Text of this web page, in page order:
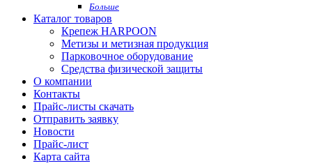
Больше
Каталог товаров
Крепеж HARPOON
Метизы и метизная продукция
Парковочное оборудование
Средства физической защиты
О компании
Контакты
Прайс-листы скачать
Отправить заявку
Новости
Прайс-лист
Карта сайта